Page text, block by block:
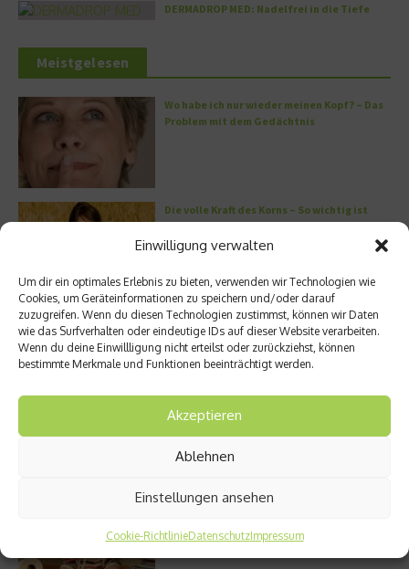
Einwilligung verwalten
Um dir ein optimales Erlebnis zu bieten, verwenden wir Technologien wie
Cookies, um Geräteinformationen zu speichern und/oder darauf
zuzugreifen. Wenn du diesen Technologien zustimmst, können wir Daten
wie das Surfverhalten oder eindeutige IDs auf dieser Website verarbeiten.
Wenn du deine Einwillligung nicht erteilst oder zurückziehst, können
bestimmte Merkmale und Funktionen beeinträchtigt werden.
Akzeptieren
Ablehnen
Einstellungen ansehen
Cookie-RichtlinieDatenschutzImpressum
DERMADROP MED: Nadelfrei in die Tiefe
Meistgelesen
Wo habe ich nur wieder meinen Kopf? – Das
Problem mit dem Gedächtnis
Die volle Kraft des Korns – So wichtig ist
Getreide
Entzündung der Nebenhöhlen: Symptome
und verschiedene Formen
Welches Ashwagandha sollte ich kaufen?